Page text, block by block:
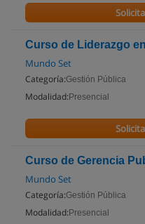
Curso de Liderazgo
Mundo Set
Categoría:Gestión Pública
Modalidad: Presencial
Curso de Gerencia
Mundo Set
Categoría:Gestión Pública
Modalidad: Presencial